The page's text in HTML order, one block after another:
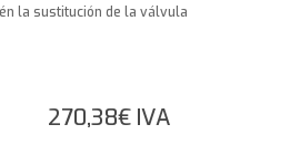
la sustitución de la válvula
270,38€ IVA